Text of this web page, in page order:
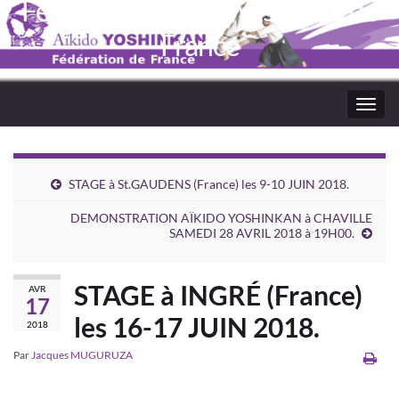
Fédération Aïkido Yoshinkaï de
France
STAGE à St.GAUDENS (France) les 9-10 JUIN 2018.
DEMONSTRATION AÏKIDO YOSHINKAN à CHAVILLE
SAMEDI 28 AVRIL 2018 à 19H00.
AVR
17
2018
STAGE à INGRÉ (France)
les 16-17 JUIN 2018.
ParJacques MUGURUZA